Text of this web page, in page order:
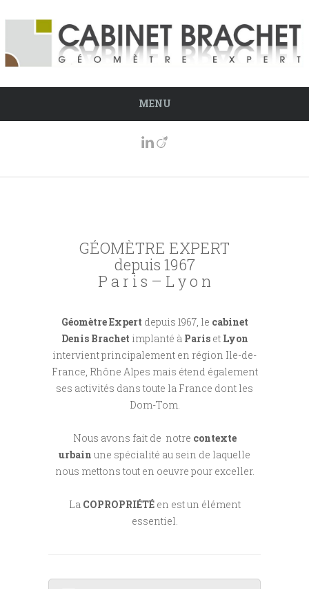
MENU
GÉOMÈTRE EXPERT
depuis 1967
P a r i s – L y o n
Géomètre Expert depuis 1967, le cabinet
Denis Brachet implanté à Pariset Lyon
intervient principalement en région Ile-de-
France, Rhône Alpes mais étend également
ses activités dans toute la France dont les
Dom-Tom.
Nous avons fait de notre contexte
urbain une spécialité au sein de laquelle
nous mettons tout en oeuvre pour exceller.
La COPROPRIÉTÉen est un élément
essentiel.